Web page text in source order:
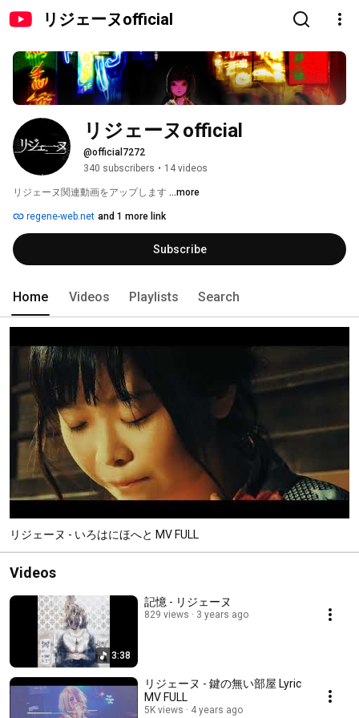
リジェーヌofficial
リジェーヌofficial
@official7272
340 subscribers • 14 videos
リジェーヌ関連動画をアップします ...more
regene-web.net and 1 more link
Subscribe
Home Videos Playlists Search
リジェーヌ - いろはにほへと MV FULL
Videos
3:38
記憶 - リジェーヌ
829 views 3 years ago
リジェーヌ - 鍵の無い部屋 Lyric
MV FULL
5K views 4 years ago